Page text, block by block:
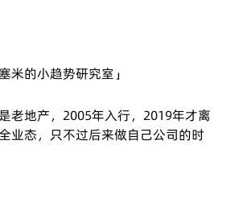
米的小趋势研究室」
老地产，2005年入行，2019年才离
业态，只不过后来做自己公司的时